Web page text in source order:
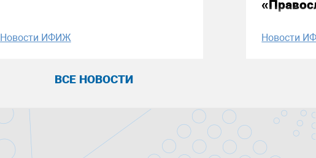
Новости ИФИЖ Новости
ВСЕ НОВОСТИ